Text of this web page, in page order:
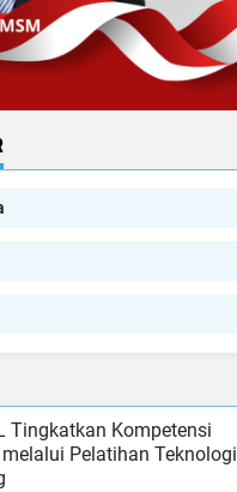
Tingkatkan Kompetensi
melalui Pelatihan Teknologi